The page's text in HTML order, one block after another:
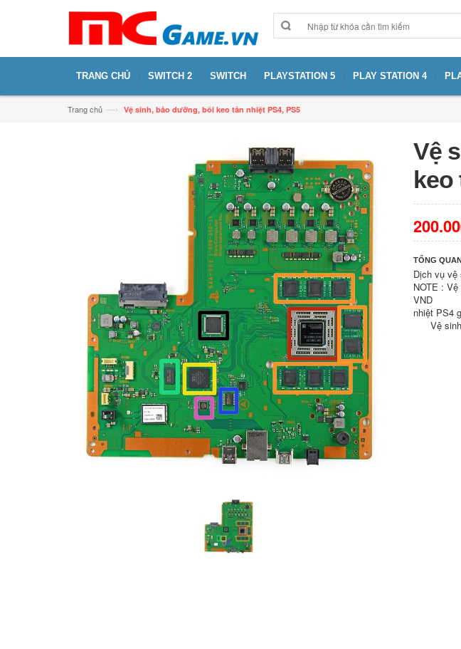
TRANG CHỦ SWITCH 2 SWITCH PLAYSTATION 5 PLAY STATION 4
Trang chủ —› Vệ sinh, bảo dưỡng, bôi keo tản nhiệt PS4, PS5
Vệ
keo
TỔNG
Dịch vụ vệ
NOTE :
VND Vệ
nhiệt PS4
Vệ sinh,